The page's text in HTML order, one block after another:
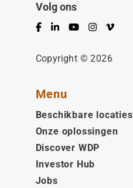
Volg ons
Facebook
LinkedInYouTubeInstagram
Vimeo
Copyright © 2026
Menu
Beschikbare locaties
Onze oplossingen
Discover WDP
Investor Hub
Jobs